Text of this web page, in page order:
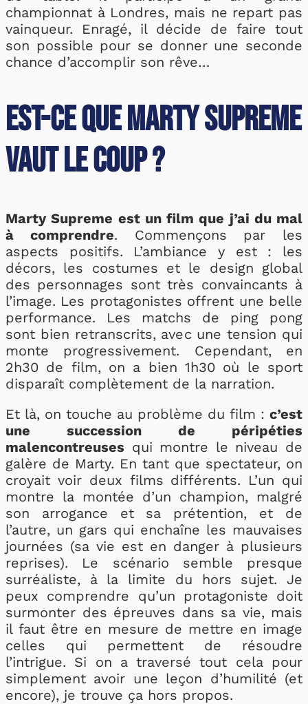
championnat à Londres, mais ne repart pas
vainqueur. Enragé, il décide de faire tout
son possible pour se donner une seconde
chance d’accomplir son rêve…
Est-ce que Marty Supreme
vaut le coup ?
Marty Supreme est un film que j’ai du mal
à comprendre. Commençons par les
aspects positifs. L’ambiance y est : les
décors, les costumes et le design global
des personnages sont très convaincants à
l’image. Les protagonistes offrent une belle
performance. Les matchs de ping pong
sont bien retranscrits, avec une tension qui
monte progressivement. Cependant, en
2h30 de film, on a bien 1h30 où le sport
disparaît complètement de la narration.
Et là, on touche au problème du film : c’est
une succession de péripéties
malencontreuses qui montre le niveau de
galère de Marty. En tant que spectateur, on
croyait voir deux films différents. L’un qui
montre la montée d’un champion, malgré
son arrogance et sa prétention, et de
l’autre, un gars qui enchaîne les mauvaises
journées (sa vie est en danger à plusieurs
reprises). Le scénario semble presque
surréaliste, à la limite du hors sujet. Je
peux comprendre qu’un protagoniste doit
surmonter des épreuves dans sa vie, mais
il faut être en mesure de mettre en image
celles qui permettent de résoudre
l’intrigue. Si on a traversé tout cela pour
simplement avoir une leçon d’humilité (et
encore), je trouve ça hors propos.